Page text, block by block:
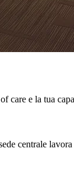
e la tua
centrale